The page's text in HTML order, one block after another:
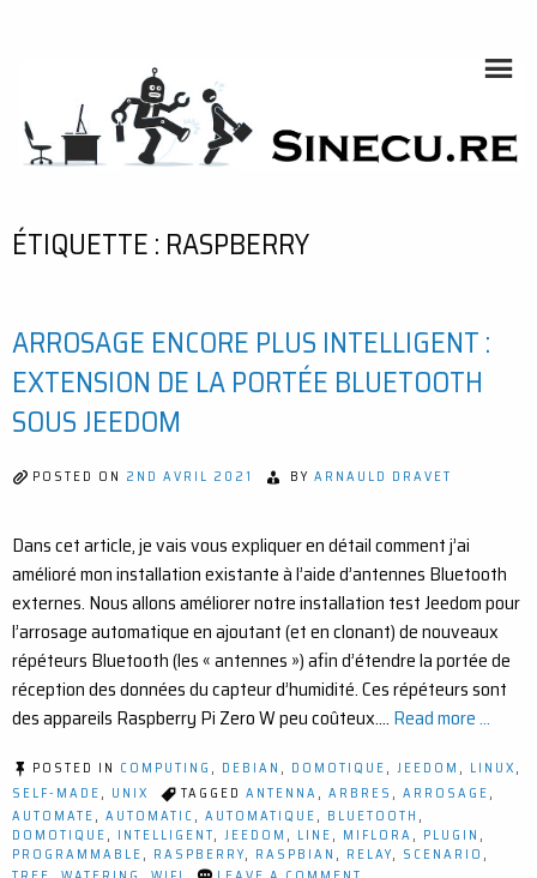
SINECU.RE
HANDCRAFTING
ÉTIQUETTE : RASPBERRY
ARROSAGE ENCORE PLUS INTELLIGENT :
EXTENSION DE LA PORTÉE BLUETOOTH
SOUS JEEDOM
POSTED ON 2ND AVRIL 2021 BY ARNAULD DRAVET
Dans cet article, je vais vous expliquer en détail comment j’ai
amélioré mon installation existante à l’aide d’antennes Bluetooth
externes. Nous allons améliorer notre installation test Jeedom pour
l’arrosage automatique en ajoutant (et en clonant) de nouveaux
répéteurs Bluetooth (les « antennes ») afin d’étendre la portée de
réception des données du capteur d’humidité. Ces répéteurs sont
des appareils Raspberry Pi Zero W peu coûteux.… Read more ...
POSTED IN COMPUTING , DEBIAN , DOMOTIQUE, JEEDOM , LINUX,
SELF-MADE, UNIX TAGGED ANTENNA, ARBRES , ARROSAGE,
AUTOMATE, AUTOMATIC, AUTOMATIQUE, BLUETOOTH ,
DOMOTIQUE, INTELLIGENT, JEEDOM , LINE, MIFLORA, PLUGIN ,
PROGRAMMABLE, RASPBERRY, RASPBIAN , RELAY, SCENARIO ,